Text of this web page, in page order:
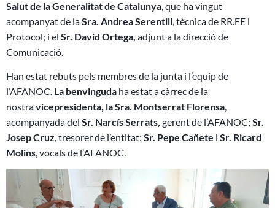
Salut de la Generalitat de Catalunya, que ha vingut
acompanyat de laSra. Andrea Serentill, tècnica de RR.EE i
Protocol; i el Sr. David Ortega, adjunt a la direcció de
Comunicació.
Han estat rebuts pels membres de la junta i l’equip de
l’AFANOC. La benvinguda ha estat a càrrec de la
nostravicepresidenta, la Sra. Montserrat Florensa,
acompanyada del Sr. Narcís Serrats, gerent de l’AFANOC; Sr.
Josep Cruz, tresorer de l’entitat; Sr. Pepe Cañete i Sr. Ricard
Molins, vocals de l’AFANOC.